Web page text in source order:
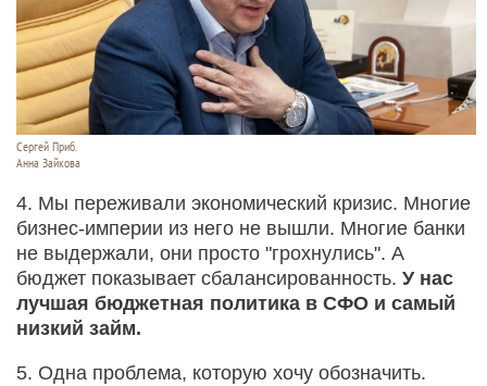
Сергей Приб.
Анна Зайкова
4. Мы переживали экономический кризис. Многие
бизнес-империи из него не вышли. Многие банки
не выдержали, они просто "грохнулись". А
бюджет показывает сбалансированность. У нас
лучшая бюджетная политика в СФО и самый
низкий займ.
5. Одна проблема, которую хочу обозначить.